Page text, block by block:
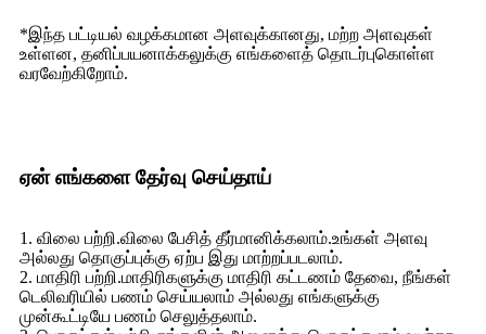
*இந்த பட்டியல் வழக்கமான அளவுக்கானது, மற்ற அளவுகள்
உள்ளன, தனிப்பயனாக்கலுக்கு எங்களைத் தொடர்புகொள்ள
வரவேற்கிறோம்.
ஏன் எங்களை தேர்வு செய்தாய்
1. விலை பற்றி.விலை பேசித் தீர்மானிக்கலாம்.உங்கள் அளவு
அல்லது தொகுப்புக்கு ஏற்ப இது மாற்றப்படலாம்.
2. மாதிரி பற்றி.மாதிரிகளுக்கு மாதிரி கட்டணம் தேவை, நீங்கள்
டெலிவரியில் பணம் செய்யலாம் அல்லது எங்களுக்கு
முன்கூட்டியே பணம் செலுத்தலாம்.